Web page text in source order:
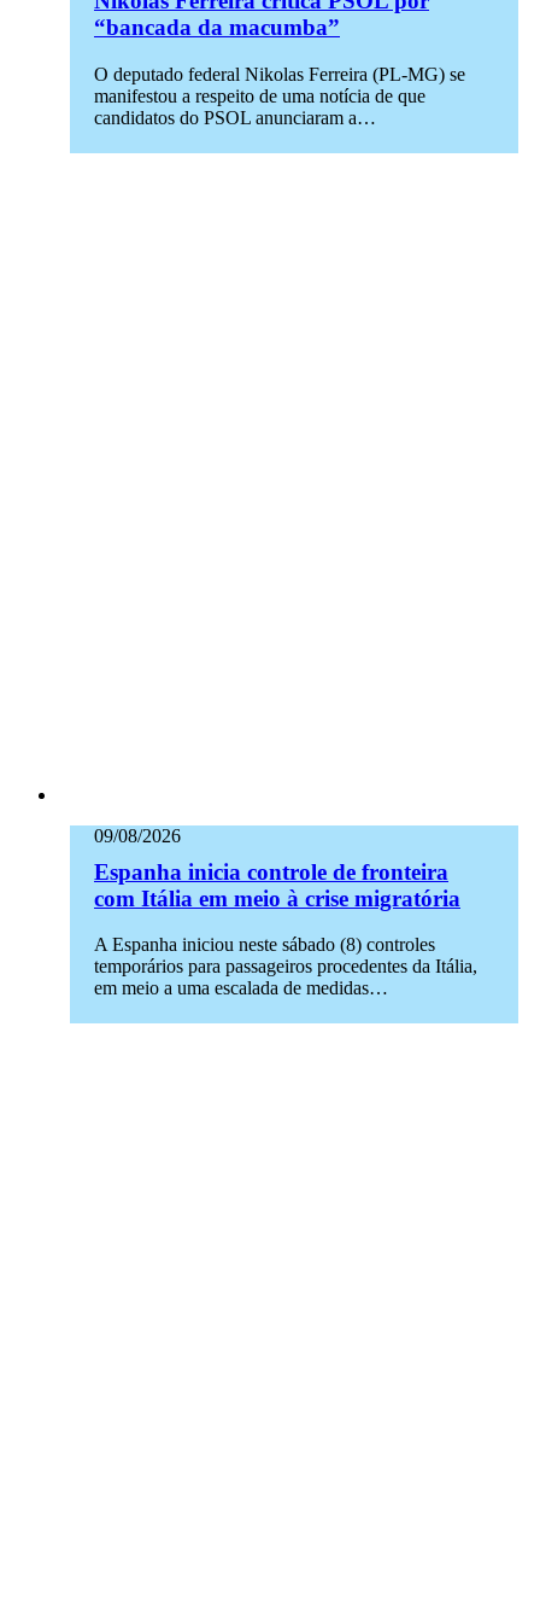
“bancada da macumba”
O deputado federal Nikolas Ferreira (PL-MG) se
manifestou a respeito de uma notícia de que
candidatos do PSOL anunciaram a…
09/08/2026
Espanha inicia controle de fronteira
com Itália em meio à crise migratória
A Espanha iniciou neste sábado (8) controles
temporários para passageiros procedentes da Itália,
em meio a uma escalada de medidas…